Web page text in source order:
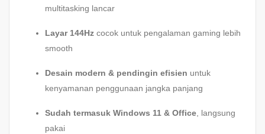
multitasking lancar
Layar 144Hz cocok untuk pengalaman gaming lebih
smooth
Desain modern & pendingin efisien untuk
kenyamanan penggunaan jangka panjang
Sudah termasuk Windows 11 & Office, langsung
pakai